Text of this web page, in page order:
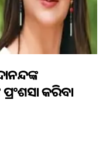
ପ୍ରଂଶସା କରିବା